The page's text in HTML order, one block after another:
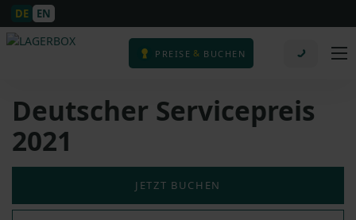
DE EN
PREISE & BUCHEN
Deutscher Servicepreis
2021
JETZT BUCHEN